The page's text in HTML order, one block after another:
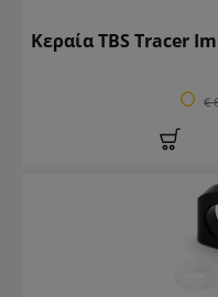
Κεραία TBS Tracer
€